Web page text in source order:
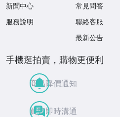
新聞中心
服務說明
常見問答
聯絡客服
最新公告
手機逛拍賣，購物更便利
商品降價通知
買賣即時溝通